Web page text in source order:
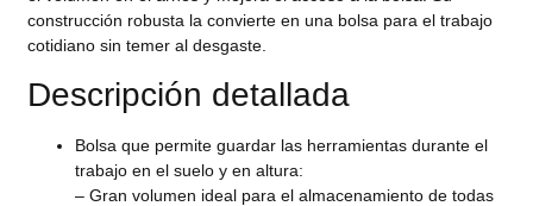
construcción robusta la convierte en una bolsa para el trabajo
cotidiano sin temer al desgaste.
Descripción detallada
Bolsa que permite guardar las herramientas durante el
trabajo en el suelo y en altura:
– Gran volumen ideal para el almacenamiento de todas